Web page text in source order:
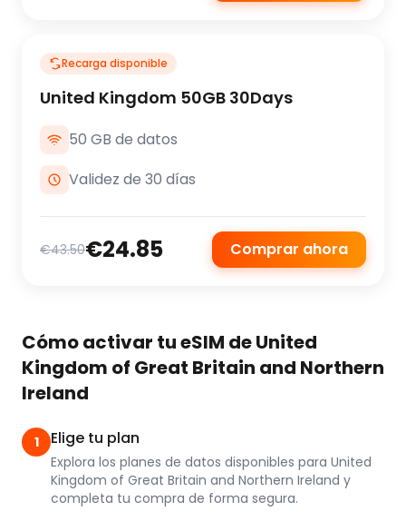
Recarga disponible
United Kingdom 50GB 30Days
50 GB de datos
Validez de 30 días
€43.50€24.85 Comprar ahora
Cómo activar tu eSIM de United
Kingdom of Great Britain and Northern
Ireland
1 Elige tu plan
Explora los planes de datos disponibles para United
Kingdom of Great Britain and Northern Ireland y
completa tu compra de forma segura.